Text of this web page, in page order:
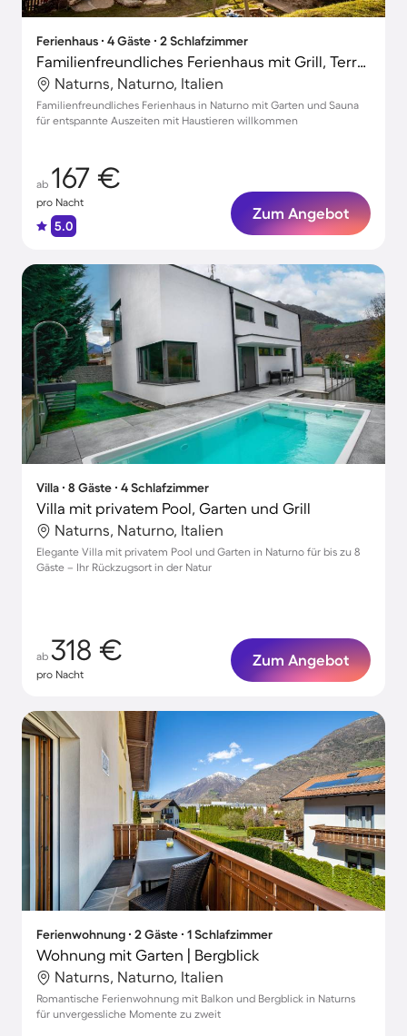
Ferienhaus ∙ 4 Gäste ∙ 2 Schlafzimmer
Familienfreundliches Ferienhaus mit Grill, Terrasse und Sauna | Hunde erlaubt
Naturns, Naturno, Italien
Familienfreundliches Ferienhaus in Naturno mit Garten und Sauna
für entspannte Auszeiten mit Haustieren willkommen
ab 167 €
pro Nacht
5.0
Zum Angebot
Villa ∙ 8 Gäste ∙ 4 Schlafzimmer
Villa mit privatem Pool, Garten und Grill
Naturns, Naturno, Italien
Elegante Villa mit privatem Pool und Garten in Naturno für bis zu 8
Gäste – Ihr Rückzugsort in der Natur
ab 318 €
pro Nacht
Zum Angebot
Ferienwohnung ∙ 2 Gäste ∙ 1 Schlafzimmer
Wohnung mit Garten | Bergblick
Naturns, Naturno, Italien
Romantische Ferienwohnung mit Balkon und Bergblick in Naturns
für unvergessliche Momente zu zweit